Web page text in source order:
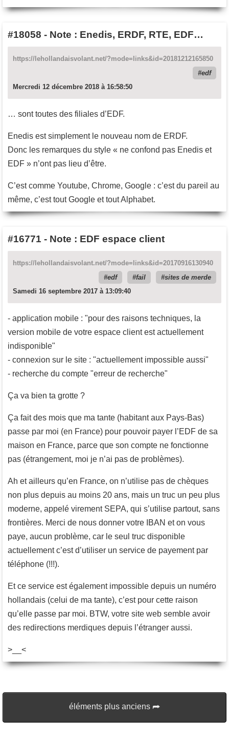
#18058 - Note : Enedis, ERDF, RTE, EDF…
https://lehollandaisvolant.net/?mode=links&id=20181212165850
edf
Mercredi 12 décembre 2018 à 16:58:50
… sont toutes des filiales d’EDF.
Enedis est simplement le nouveau nom de ERDF.
Donc les remarques du style « ne confond pas Enedis et
EDF » n’ont pas lieu d’être.
C’est comme Youtube, Chrome, Google : c’est du pareil au
même, c’est tout Google et tout Alphabet.
#16771 - Note : EDF espace client
https://lehollandaisvolant.net/?mode=links&id=20170916130940
edf
fail
sites de merde
Samedi 16 septembre 2017 à 13:09:40
- application mobile : "pour des raisons techniques, la
version mobile de votre espace client est actuellement
indisponible"
- connexion sur le site : "actuellement impossible aussi"
- recherche du compte "erreur de recherche"
Ça va bien ta grotte ?
Ça fait des mois que ma tante (habitant aux Pays-Bas)
passe par moi (en France) pour pouvoir payer l’EDF de sa
maison en France, parce que son compte ne fonctionne
pas (étrangement, moi je n’ai pas de problèmes).
Ah et ailleurs qu’en France, on n’utilise pas de chèques
non plus depuis au moins 20 ans, mais un truc un peu plus
moderne, appelé virement SEPA, qui s’utilise partout, sans
frontières. Merci de nous donner votre IBAN et on vous
paye, aucun problème, car le seul truc disponible
actuellement c’est d’utiliser un service de payement par
téléphone (!!!).
Et ce service est également impossible depuis un numéro
hollandais (celui de ma tante), c’est pour cette raison
qu’elle passe par moi. BTW, votre site web semble avoir
des redirections merdiques depuis l’étranger aussi.
>__<
éléments plus anciens